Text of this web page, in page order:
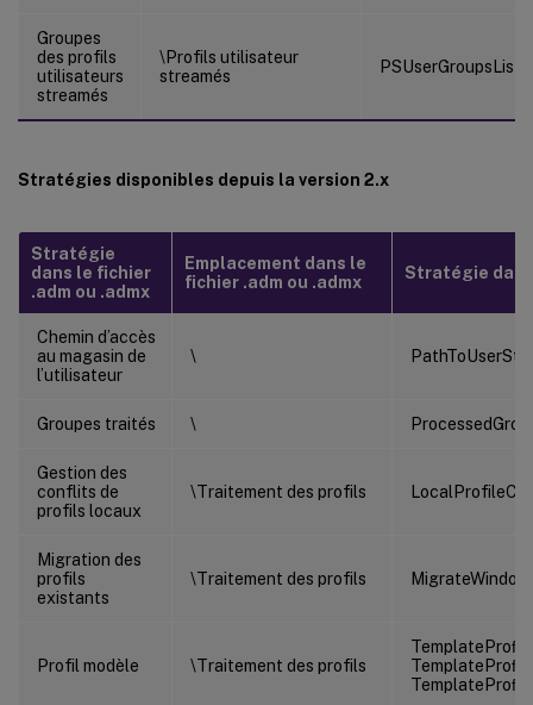
Groupes
des profils
utilisateurs
streamés
\Profils utilisateur
streamés
PSUserGroupsList
Stratégies disponibles depuis la version 2.x
Stratégie
dans le fichier
.adm ou .admx
Emplacement dans le
fichier .adm ou .admx
Stratégie
Chemin d’accès
au magasin de
l’utilisateur
\
Groupes traités \
Gestion des
conflits de
profils locaux
\Traitement des profils
Migration des
profils
existants
\Traitement des profils
Profil modèle \Traitement des profils